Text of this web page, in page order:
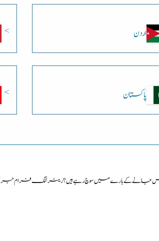
اردن
پاکستان
جانے کے بارے میں سوچ رہے ہیں؟ ریٹرننگ فرام